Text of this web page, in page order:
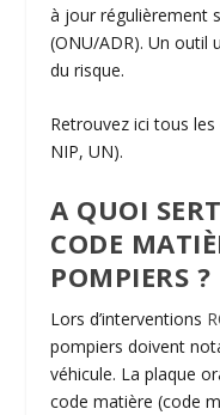
à jour régulièrement
(ONU/ADR). Un outil
du risque.
Retrouvez ici tous
NIP, UN).
A QUOI
CODE
POMPIERS ?
Lors d’interventions
pompiers doivent
véhicule. La plaque
code matière (code